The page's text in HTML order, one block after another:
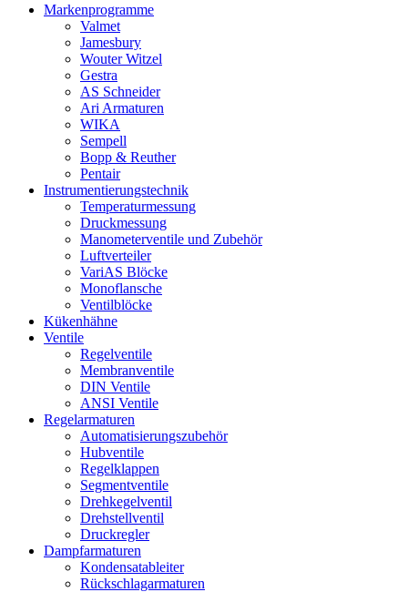
Markenprogramme
Valmet
Jamesbury
Wouter Witzel
Gestra
AS Schneider
Ari Armaturen
WIKA
Sempell
Bopp & Reuther
Pentair
Instrumentierungs­technik
Temperaturmessung
Druckmessung
Manometerventile und Zubehör
Luftverteiler
VariAS Blöcke
Monoflansche
Ventilblöcke
Kükenhähne
Ventile
Regelventile
Membranventile
DIN Ventile
ANSI Ventile
Regelarmaturen
Automatisierungszubehör
Hubventile
Regelklappen
Segmentventile
Drehkegelventil
Drehstellventil
Druckregler
Dampfarmaturen
Kondensatableiter
Rückschlagarmaturen